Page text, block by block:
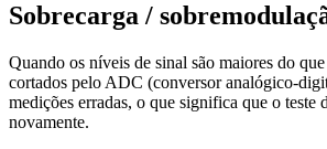
Sobrecarga /
Quando os níveis de sinal são maiores do
cortados pelo ADC (conversor analógico-
medições erradas, o que significa que o teste
novamente.